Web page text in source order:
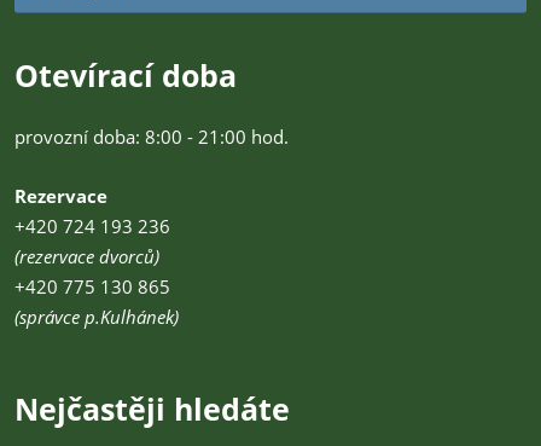
Otevírací doba
provozní doba: 8:00 - 21:00 hod.
Rezervace
+420 724 193 236
(rezervace dvorců)
+420 775 130 865
(správce p.Kulhánek)
Nejčastěji hledáte